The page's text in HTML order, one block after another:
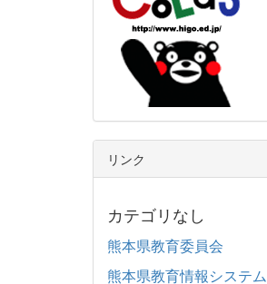
リンク
カテゴリなし
熊本県教育委員会
熊本県教育情報システム